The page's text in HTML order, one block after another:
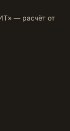
— расчёт от